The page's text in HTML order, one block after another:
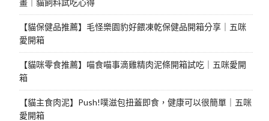
【貓保健品推薦】毛怪樂園豹好餵凍乾保健品開箱分享｜五咪
愛開箱
【貓咪零食推薦】喵食喵事滴雞精肉泥條開箱試吃｜五咪愛開
箱
【貓主食肉泥】Push!噗滋包扭蓋即食，健康可以很簡單｜五咪
愛開箱